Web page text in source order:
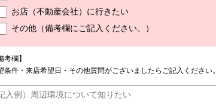
お店（不動産会社）に行きたい
その他（備考欄にご記入ください。）
考欄】
条件・来店希望日・その他質問がございましたらご記入ください。